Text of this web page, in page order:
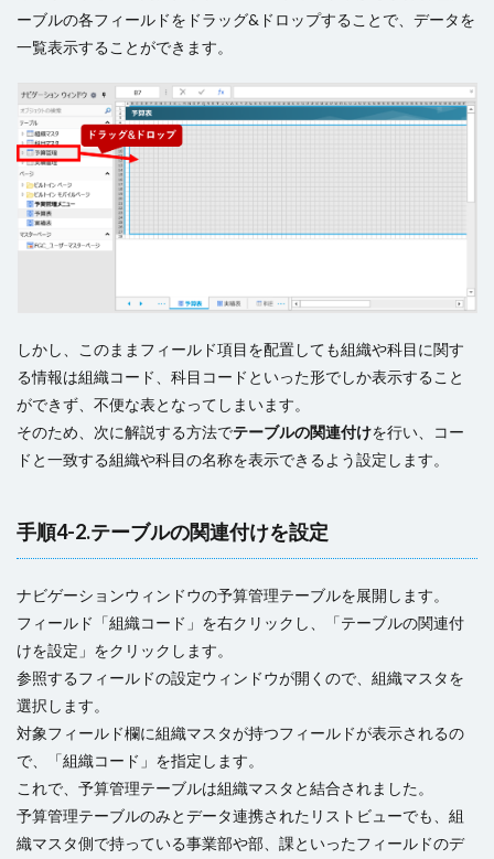
ーブルの各フィールドをドラッグ&ドロップすることで、データを
一覧表示することができます。
しかし、このままフィールド項目を配置しても組織や科目に関す
る情報は組織コード、科目コードといった形でしか表示すること
ができず、不便な表となってしまいます。
そのため、次に解説する方法でテーブルの関連付けを行い、コー
ドと一致する組織や科目の名称を表示できるよう設定します。
手順4-2.テーブルの関連付けを設定
ナビゲーションウィンドウの予算管理テーブルを展開します。
フィールド「組織コード」を右クリックし、「テーブルの関連付
けを設定」をクリックします。
参照するフィールドの設定ウィンドウが開くので、組織マスタを
選択します。
対象フィールド欄に組織マスタが持つフィールドが表示されるの
で、「組織コード」を指定します。
これで、予算管理テーブルは組織マスタと結合されました。
予算管理テーブルのみとデータ連携されたリストビューでも、組
織マスタ側で持っている事業部や部、課といったフィールドのデ